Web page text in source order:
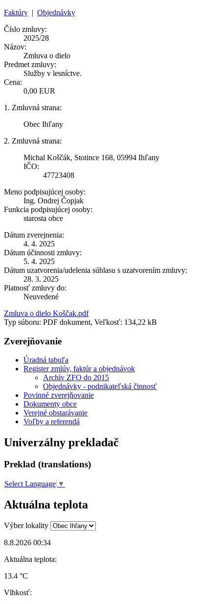
Faktúry | Objednávky
Číslo zmluvy:
2025/28
Názov:
Zmluva o dielo
Predmet zmluvy:
Služby v lesníctve.
Cena:
0,00 EUR
1. Zmluvná strana:
Obec Ihľany
2. Zmluvná strana:
Michal Koščák, Stotince 168, 05994 Ihľany
IČO:
47723408
Meno podpisujúcej osoby:
Ing. Ondrej Čopjak
Funkcia podpisujúcej osoby:
starosta obce
Dátum zverejnenia:
4. 4. 2025
Dátum účinnosti zmluvy:
5. 4. 2025
Dátum uzatvorenia/udelenia súhlasu s uzatvorením zmluvy:
28. 3. 2025
Platnosť zmluvy do:
Neuvedené
Zmluva o dielo Koščak.pdf
Typ súboru: PDF dokument, Veľkosť: 134,22 kB
Zverejňovanie
Úradná tabuľa
Register zmlúv, faktúr a objednávok
Archív ZFO do 2015
Objednávky - podnikateľská činnosť
Povinné zverejňovanie
Dokumenty obce
Verejné obstarávanie
Voľby a referendá
Univerzálny prekladač
Preklad (translations)
Select Language ▼
Aktuálna teplota
Výber lokality
8.8.2026 00:34
Aktuálna teplota:
13.4 °C
Vlhkosť: